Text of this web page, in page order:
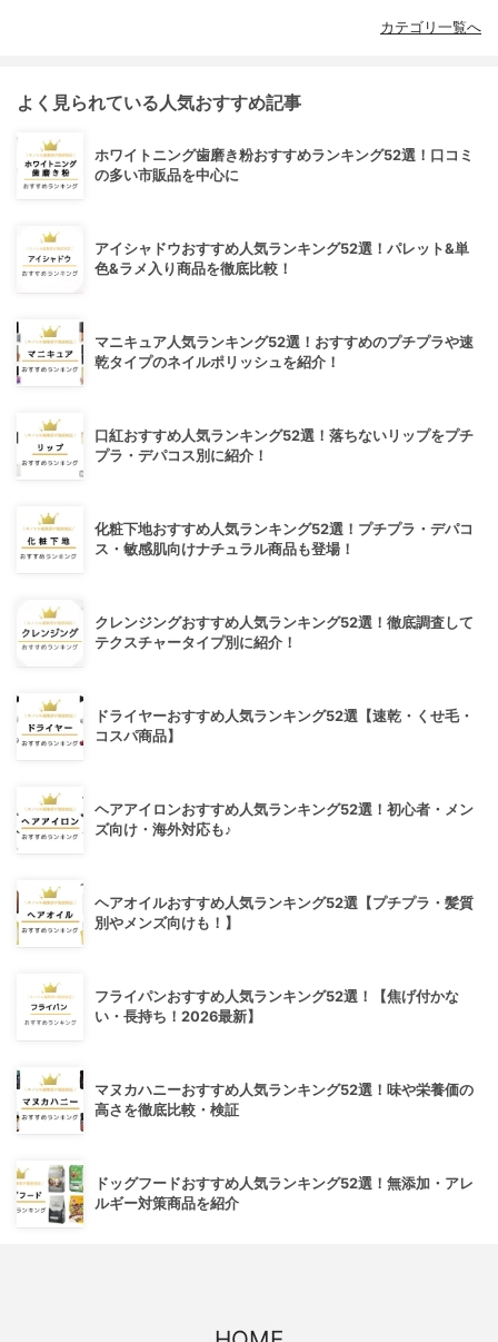
カテゴリ一覧へ
よく見られている人気おすすめ記事
ホワイトニング歯磨き粉おすすめランキング52選！口コミ
の多い市販品を中心に
アイシャドウおすすめ人気ランキング52選！パレット&単
色&ラメ入り商品を徹底比較！
マニキュア人気ランキング52選！おすすめのプチプラや速
乾タイプのネイルポリッシュを紹介！
口紅おすすめ人気ランキング52選！落ちないリップをプチ
プラ・デパコス別に紹介！
化粧下地おすすめ人気ランキング52選！プチプラ・デパコ
ス・敏感肌向けナチュラル商品も登場！
クレンジングおすすめ人気ランキング52選！徹底調査して
テクスチャータイプ別に紹介！
ドライヤーおすすめ人気ランキング52選【速乾・くせ毛・
コスパ商品】
ヘアアイロンおすすめ人気ランキング52選！初心者・メン
ズ向け・海外対応も♪
ヘアオイルおすすめ人気ランキング52選【プチプラ・髪質
別やメンズ向けも！】
フライパンおすすめ人気ランキング52選！【焦げ付かな
い・長持ち！2026最新】
マヌカハニーおすすめ人気ランキング52選！味や栄養価の
高さを徹底比較・検証
ドッグフードおすすめ人気ランキング52選！無添加・アレ
ルギー対策商品を紹介